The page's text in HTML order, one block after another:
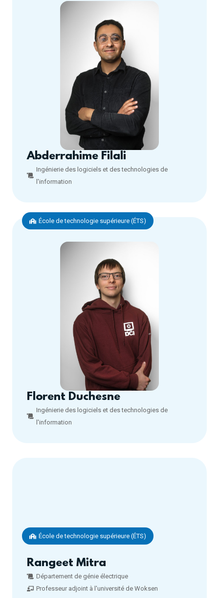
Abderrahime Filali
Ingénierie des logiciels et des technologies de
l'information
École de technologie supérieure (ÉTS)
Florent Duchesne
Ingénierie des logiciels et des technologies de
l'information
École de technologie supérieure (ÉTS)
Rangeet Mitra
Département de génie électrique
Professeur adjoint à l'université de Woksen